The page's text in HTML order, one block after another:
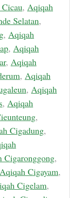
, Aqiqah
Selatan,
, Aqiqah
, Aqiqah
, Aqiqah
, Aqiqah
, Aqiqah
, Aqiqah
,
Cigadung,
Cigaronggong,
Aqiqah Cigayam,
Cigelam,